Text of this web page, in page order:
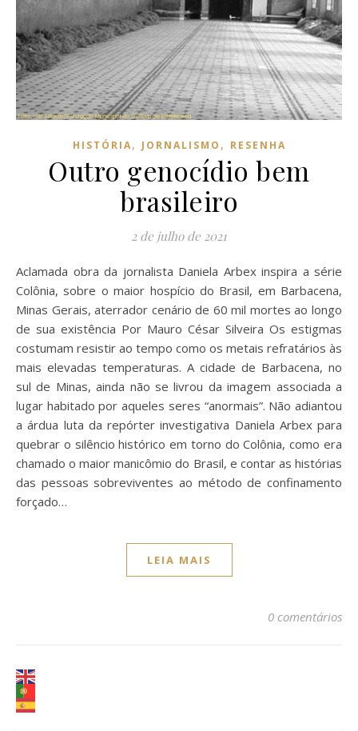
HISTÓRIA, JORNALISMO , RESENHA
Outro genocídio bem
brasileiro
2 de julho de 2021
Aclamada obra da jornalista Daniela Arbex inspira a série
Colônia, sobre o maior hospício do Brasil, em Barbacena,
Minas Gerais, aterrador cenário de 60 mil mortes ao longo
de sua existência Por Mauro César Silveira Os estigmas
costumam resistir ao tempo como os metais refratários às
mais elevadas temperaturas. A cidade de Barbacena, no
sul de Minas, ainda não se livrou da imagem associada a
lugar habitado por aqueles seres “anormais”. Não adiantou
a árdua luta da repórter investigativa Daniela Arbex para
quebrar o silêncio histórico em torno do Colônia, como era
chamado o maior manicômio do Brasil, e contar as histórias
das pessoas sobreviventes ao método de confinamento
forçado…
LEIA MAIS
0 comentários